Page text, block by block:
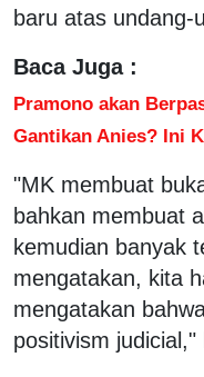
baru atas undang-
Baca Juga :
Pramono akan
Gantikan Anies? Ini
"MK membuat
bahkan membuat
kemudian banyak
mengatakan, kita
mengatakan
positivism